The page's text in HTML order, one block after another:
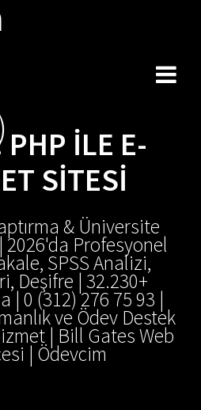
PHP ILE E-
SITESI
& Üniversite
2026'da Profesyonel
SPSS Analizi,
Deşifre | 32.230+
| 0 (312) 276 75 93 |
ve Ödev Destek
| Bill Gates Web
| Ödevcim